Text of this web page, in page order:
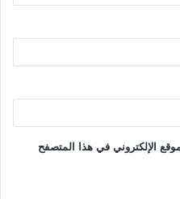
الإلكتروني في هذا المتصفح